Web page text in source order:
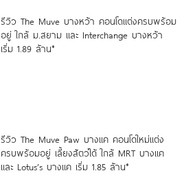
รีวิว The Muve บางหว้า คอนโดแต่งครบพร้อม
อยู่ ใกล้ ม.สยาม และ Interchange บางหว้า
เริ่ม 1.89 ล้าน*
รีวิว The Muve Paw บางแค คอนโดใหม่แต่ง
ครบพร้อมอยู่ เลี้ยงสัตว์ได้ ใกล้ MRT บางแค
และ Lotus’s บางแค เริ่ม 1.85 ล้าน*